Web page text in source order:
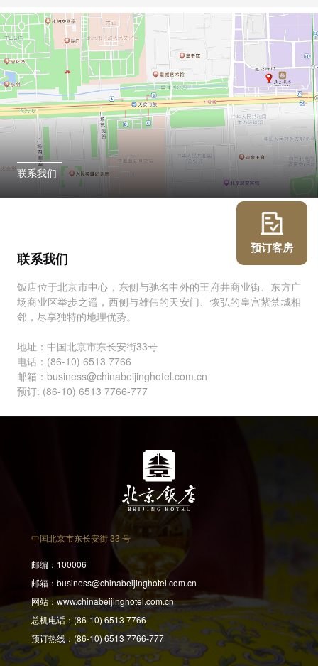
联系我们
饭店位于北京市中心，东侧与驰名中外的王府井商业街、东方广
场商业区举步之遥，西侧与雄伟的天安门、恢弘的皇宫紫禁城相
邻，尽享独特的地理优势。
地址：中国北京市东长安街33号
电话：(86-10) 6513 7766
邮箱：business@chinabeijinghotel.com.cn
预订: (86-10) 6513 7766-777
联系我们
中国北京市东长安街 33 号
邮编： 100006
邮箱： business@chinabeijinghotel.com.cn
网站： www.chinabeijinghotel.com.cn
总机电话：(86-10) 6513 7766
预订热线： (86-10) 6513 7766-777
预订客房